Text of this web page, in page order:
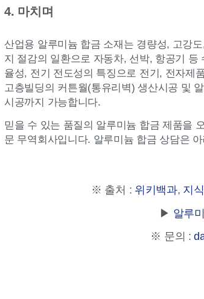
4. 마치며
산업용 알루미늄 합금 소재는 경량성, 고강
지 절감의 일환으로 자동차, 선박, 항공기
율성, 전기 전도성의 특징으로 전기, 전자제
고층빌딩의 커튼월(통유리벽) 생산시공 및
시공까지 가능합니다.
믿을 수 있는 품질의 알루미늄 합금 제품을
문 무역회사입니다. 알루미늄 합금 상담은
※ 출처 : 위키백과, 지
▶ 알루
※ 문의 :